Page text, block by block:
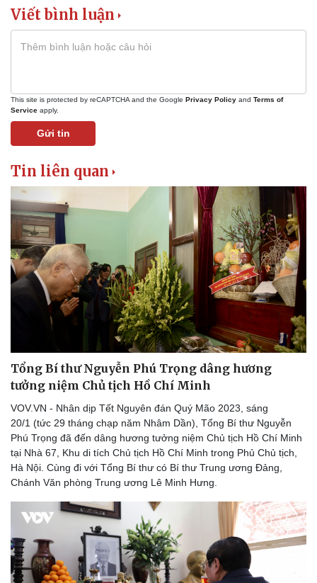
Kinh tế
Bất động sản
Khởi nghiệp
Thị trường
Giá vàng
Tiêu dùng
Tỷ giá
Chứng khoán
Giá cà phê
Viết bình luận
This site is protected by reCAPTCHA and the Google Privacy Policy and Terms of
Service apply.
Gửi tin
Tin liên quan
Tổng Bí thư Nguyễn Phú Trọng dâng hương
tưởng niệm Chủ tịch Hồ Chí Minh
VOV.VN - Nhân dịp Tết Nguyên đán Quý Mão 2023, sáng
20/1 (tức 29 tháng chạp năm Nhâm Dần), Tổng Bí thư Nguyễn
Phú Trọng đã đến dâng hương tưởng niệm Chủ tịch Hồ Chí Minh
tại Nhà 67, Khu di tích Chủ tịch Hồ Chí Minh trong Phủ Chủ tịch,
Hà Nội. Cùng đi với Tổng Bí thư có Bí thư Trung ương Đảng,
Chánh Văn phòng Trung ương Lê Minh Hưng.